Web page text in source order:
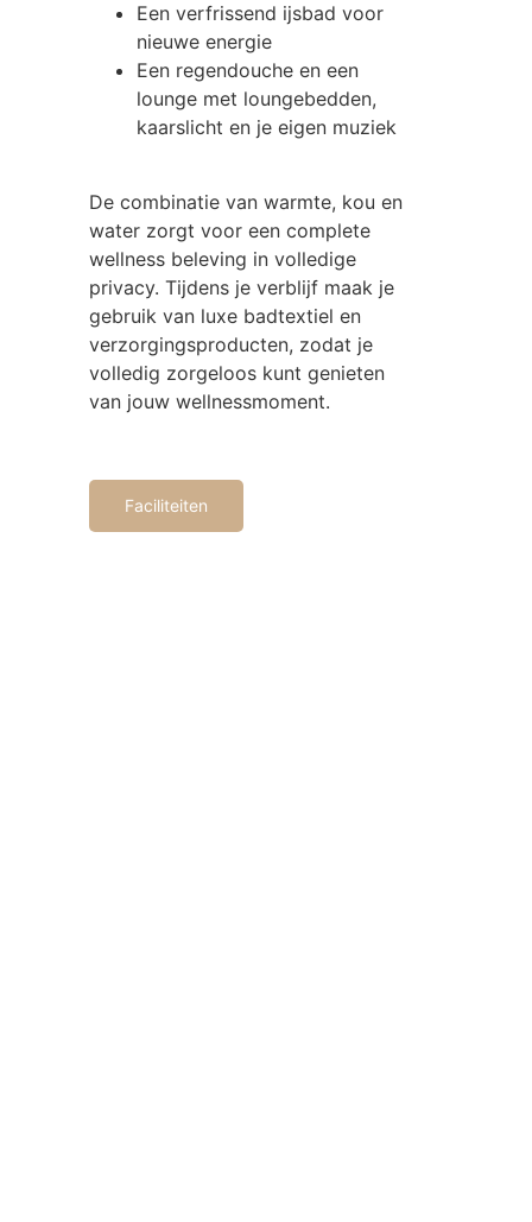
Een verfrissend ijsbad voor
nieuwe energie
Een regendouche en een
lounge met loungebedden,
kaarslicht en je eigen muziek
De combinatie van warmte, kou en
water zorgt voor een complete
wellness beleving in volledige
privacy. Tijdens je verblijf maak je
gebruik van luxe badtextiel en
verzorgingsproducten, zodat je
volledig zorgeloos kunt genieten
van jouw wellnessmoment.
Faciliteiten